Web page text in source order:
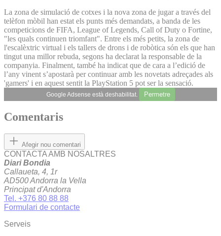
La zona de simulació de cotxes i la nova zona de jugar a través del
telèfon mòbil han estat els punts més demandats, a banda de les
competicions de FIFA, League of Legends, Call of Duty o Fortine,
"les quals continuen triomfant". Entre els més petits, la zona de
l'escalèxtric virtual i els tallers de drons i de robòtica són els que han
tingut una millor rebuda, segons ha declarat la responsable de la
companyia. Finalment, també ha indicat que de cara a l’edició de
l’any vinent s’apostarà per continuar amb les novetats adreçades als
'gamers' i en aquest sentit la PlayStation 5 pot ser la sensació.
Google Adsense està deshabilitat. Permetre
Comentaris
Afegir nou comentari
CONTACTA AMB NOSALTRES
Diari Bondia
Callaueta, 4, 1r
AD500 Andorra la Vella
Principat d'Andorra
Tel. +376 80 88 88
Formulari de contacte
Serveis